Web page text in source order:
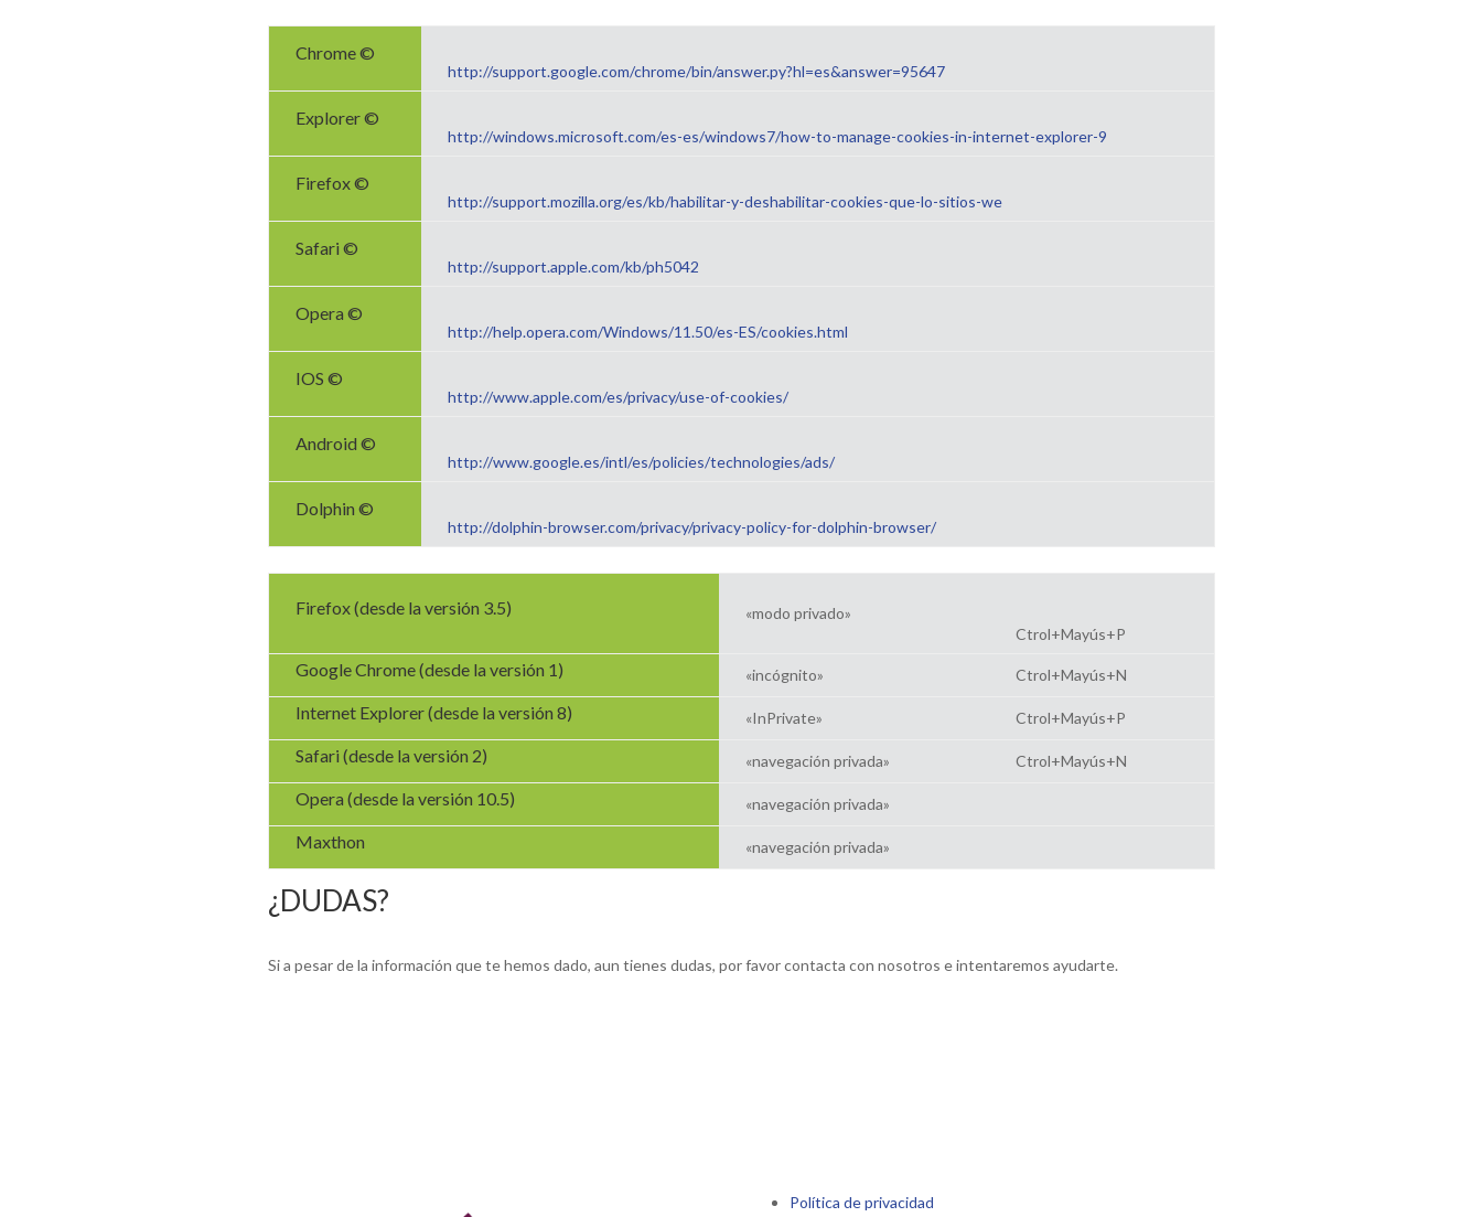
Chrome ©
http://support.google.com/chrome/bin/answer.py?hl=es&answer=95647
Explorer ©
http://windows.microsoft.com/es-es/windows7/how-to-manage-cookies-in-internet-explorer-9
Firefox ©
http://support.mozilla.org/es/kb/habilitar-y-deshabilitar-cookies-que-lo-sitios-we
Safari ©
http://support.apple.com/kb/ph5042
Opera ©
http://help.opera.com/Windows/11.50/es-ES/cookies.html
IOS ©
http://www.apple.com/es/privacy/use-of-cookies/
Android ©
http://www.google.es/intl/es/policies/technologies/ads/
Dolphin ©
http://dolphin-browser.com/privacy/privacy-policy-for-dolphin-browser/
Firefox (desde la versión 3.5)
«modo privado»
Ctrol+Mayús+P
Google Chrome (desde la versión 1) «incógnito» Ctrol+Mayús+N
Internet Explorer (desde la versión 8) «InPrivate» Ctrol+Mayús+P
Safari (desde la versión 2) «navegación privada» Ctrol+Mayús+N
Opera (desde la versión 10.5) «navegación privada»
Maxthon «navegación privada»
¿DUDAS?
Si a pesar de la información que te hemos dado, aun tienes dudas, por favor contacta con nosotros e intentaremos ayudarte.
Política de privacidad